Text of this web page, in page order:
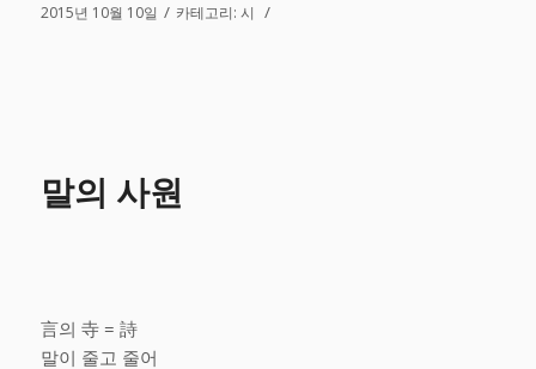
2015년 10월 10일 / 카테고리: 시 /
말의 사원
言의 寺 = 詩
말이 줄고 줄어